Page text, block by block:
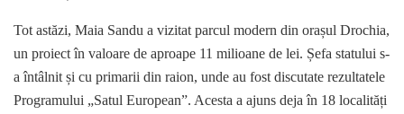
Tot astăzi, Maia Sandu a vizitat parcul modern din orașul Drochia,
un proiect în valoare de aproape 11 milioane de lei. Șefa statului s-
a întâlnit și cu primarii din raion, unde au fost discutate rezultatele
Programului „Satul European”. Acesta a ajuns deja în 18 localități